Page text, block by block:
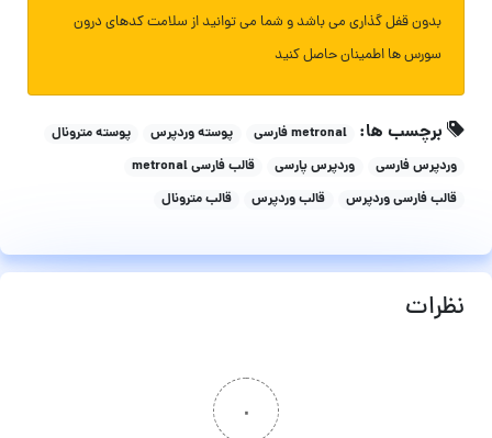
بدون قفل گذاری می باشد و شما می توانید از سلامت کدهای درون
سورس ها اطمینان حاصل کنید
برچسب ها: metronal فارسی پوسته وردپرس
پوسته مترونال
وردپرس فارسی
وردپرس پارسی
قالب فارسی metronal
قالب فارسی وردپرس
قالب وردپرس قالب مترونال
نظرات
۰